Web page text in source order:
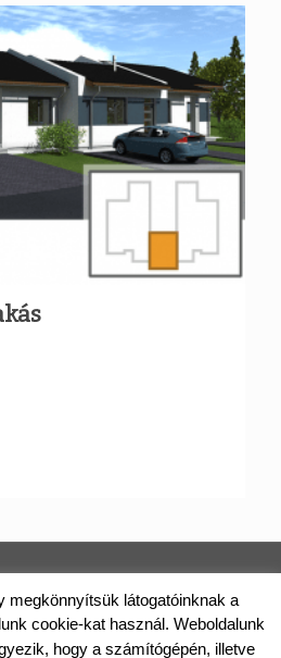
46/A. Telefon: +36 (20) 988-0122 E-
megkönnyítsük látogatóinknak a
cookie-kat használ. Weboldalunk
hogy a számítógépén, illetve